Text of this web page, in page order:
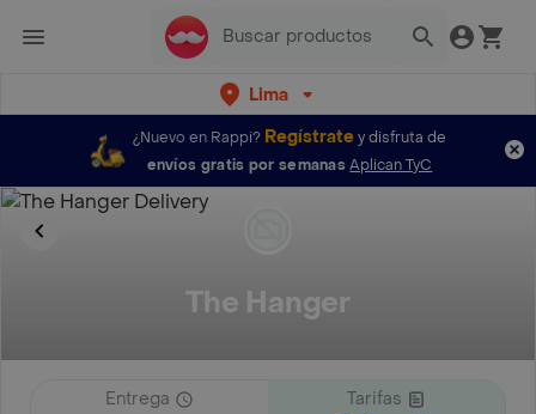
Lima
¿Nuevo en Rappi? Regístratey disfruta de
envíos gratis por semanas Aplican TyC
The Hanger
Entrega
Tarifas